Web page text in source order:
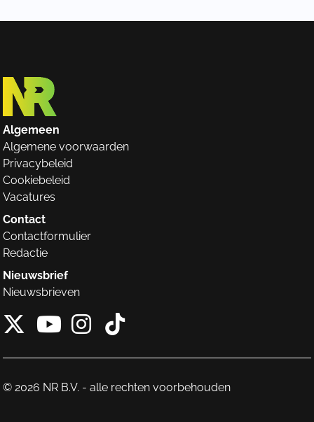
Algemeen
Algemene voorwaarden
Privacybeleid
Cookiebeleid
Vacatures
Contact
Contactformulier
Redactie
Nieuwsbrief
Nieuwsbrieven
X van NieuwRechts
Instagram van
Tiktok van
© 2026 NR B.V. - alle rechten voorbehouden